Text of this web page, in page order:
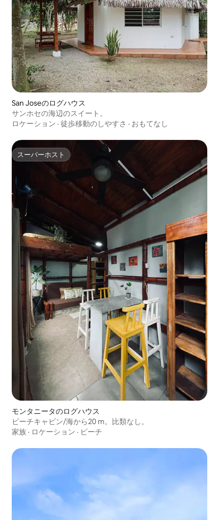
San Joseのログハウス
サンホセの海辺のスイート。
ロケーション · 徒歩移動のしやすさ · おもてなし
スーパーホスト
スーパーホスト
モンタニータのログハウス
ビーチキャビン/海から20 m。比類なし。
家族 · ロケーション · ビーチ